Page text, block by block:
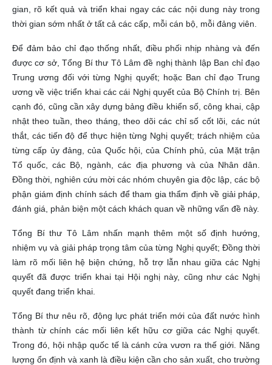
gian, rõ kết quả và triển khai ngay các các nội dung này trong
thời gian sớm nhất ở tất cả các cấp, mỗi cán bộ, mỗi đảng viên.
Để đảm bảo chỉ đạo thống nhất, điều phối nhịp nhàng và đến
được cơ sở, Tổng Bí thư Tô Lâm đề nghị thành lập Ban chỉ đạo
Trung ương đối với từng Nghị quyết; hoặc Ban chỉ đạo Trung
ương về việc triển khai các cái Nghị quyết của Bộ Chính trị. Bên
cạnh đó, cũng cần xây dựng bảng điều khiển số, công khai, cập
nhật theo tuần, theo tháng, theo dõi các chỉ số cốt lõi, các nút
thắt, các tiến độ để thực hiện từng Nghị quyết; trách nhiệm của
từng cấp ủy đảng, của Quốc hội, của Chính phủ, của Mặt trận
Tổ quốc, các Bộ, ngành, các địa phương và của Nhân dân.
Đồng thời, nghiên cứu mời các nhóm chuyên gia độc lập, các bộ
phận giám định chính sách để tham gia thẩm định về giải pháp,
đánh giá, phản biện một cách khách quan về những vấn đề này.
Tổng Bí thư Tô Lâm nhấn mạnh thêm một số định hướng,
nhiệm vụ và giải pháp trọng tâm của từng Nghị quyết; Đồng thời
làm rõ mối liên hệ biện chứng, hỗ trợ lẫn nhau giữa các Nghị
quyết đã được triển khai tại Hội nghị này, cũng như các Nghị
quyết đang triển khai.
Tổng Bí thư nêu rõ, động lực phát triển mới của đất nước hình
thành từ chính các mối liên kết hữu cơ giữa các Nghị quyết.
Trong đó, hội nhập quốc tế là cánh cửa vươn ra thế giới. Năng
lượng ổn định và xanh là điều kiện cần cho sản xuất, cho trường